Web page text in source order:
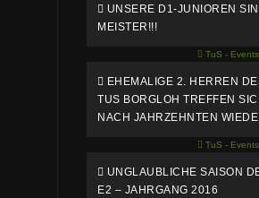
UNSERE D1-JUNIOREN
MEISTER!!!
TuS -
EHEMALIGE 2. HERREN
TUS BORGLOH TREFFEN
NACH JAHRZEHNTEN
TuS -
UNGLAUBLICHE SAISON
E2 – JAHRGANG 2016